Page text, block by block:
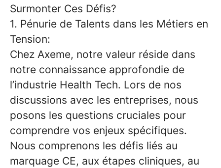
Surmonter Ces Défis?
1. Pénurie de Talents dans les Métiers en
Tension:
Chez Axeme, notre valeur réside dans
notre connaissance approfondie de
l’industrie Health Tech. Lors de nos
discussions avec les entreprises, nous
posons les questions cruciales pour
comprendre vos enjeux spécifiques.
Nous comprenons les défis liés au
marquage CE, aux étapes cliniques, au